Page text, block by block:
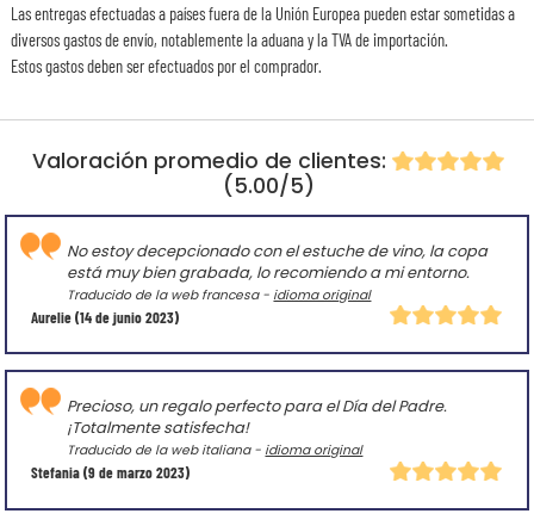
Valoración promedio de clientes:
(5.00/5)
Aurelie(14 de junio 2023)
No estoy decepcionado con el estuche de vino, la copa
está muy bien grabada, lo recomiendo a mi entorno.
Traducido de la web francesa - idioma original
Stefania(9 de marzo 2023)
Precioso, un regalo perfecto para el Día del Padre.
¡Totalmente satisfecha!
Traducido de la web italiana - idioma original
Las entregas efectuadas a países fuera de la Unión Europea pueden estar sometidas a
diversos gastos de envío, notablemente la aduana y la TVA de importación.
Estos gastos deben ser efectuados por el comprador.